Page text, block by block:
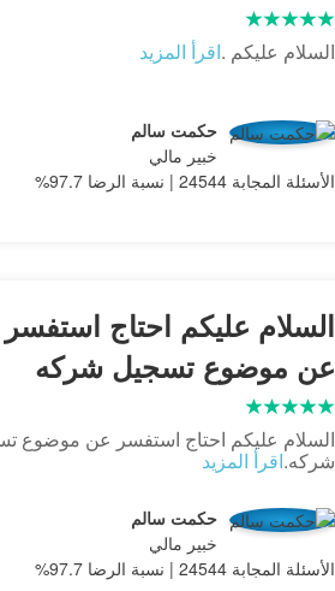
السلام عليكم .اقرأ المزيد
حكمت سالم
خبير مالي
الأسئلة المجابة 24544 | نسبة الرضا 97.7%
السلام عليكم احتاج استفسر
عن موضوع تسجيل شركه
السلام عليكم احتاج استفسر عن موضوع
شركه.اقرأ المزيد
حكمت سالم
خبير مالي
الأسئلة المجابة 24544 | نسبة الرضا 97.7%